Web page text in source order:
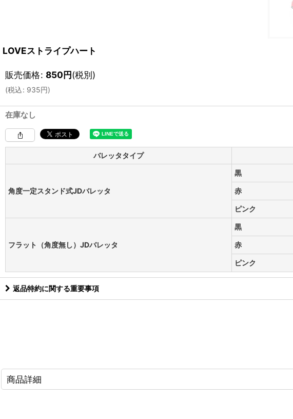
LOVEストライプハート
販売価格: 850円(税別)
(税込: 935円)
在庫なし
バレッタタイプ
角度一定スタンド式JDバレッタ
黒
赤
ピンク
フラット（角度無し）JDバレッタ
黒
赤
ピンク
返品特約に関する重要事項
商品詳細